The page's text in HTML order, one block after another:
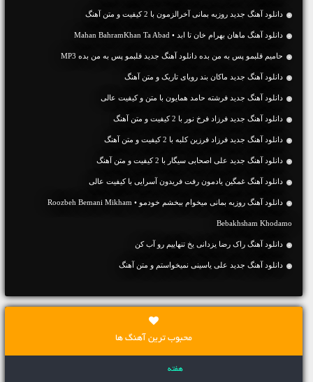
دانلود آهنگ جديد روزبه بمانی آخرالزمون با 2 کیفیت و متن آهنگ
دانلود آهنگ ماهان بهرام خان تا ابد • Mahan BahramKhan Ta Abad
حامیم قلبمو پس به من بده دانلود آهنگ جدید قلبمو پس به من بده MP3
دانلود آهنگ جديد ماکان بند رویای تاریک و متن آهنگ
دانلود آهنگ جديد فرشته حامد همایون با متن و کیفیت عالی
دانلود آهنگ جديد فرزاد فرخ نور با 2 کیفیت و متن آهنگ
دانلود آهنگ جديد فرزاد فرزین کلبه با 2 کیفیت و متن آهنگ
دانلود آهنگ جديد علی اصحابی سیگار با 2 کیفیت و متن آهنگ
دانلود آهنگ غمگین یادمون رفت فریدون آسرایی با کیفیت عالی
دانلود آهنگ روزبه بمانی میخوام ببخشم خودمو • Roozbeh Bemani Mikham
Bebakhsham Khodamo
دانلود آهنگ راک رضا یزدانی یخ تنهاییم رو آب کن
دانلود آهنگ جديد علی یاسینی نمیخواستم و متن آهنگ
محبوب ترین آهنگ ها
هفته